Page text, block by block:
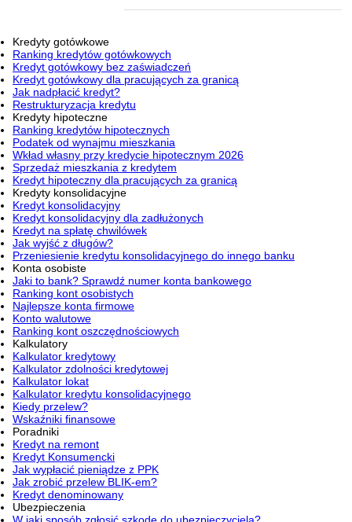
Kredyty gotówkowe
Ranking kredytów gotówkowych
Kredyt gotówkowy bez zaświadczeń
Kredyt gotówkowy dla pracujących za granicą
Jak nadpłacić kredyt?
Restrukturyzacja kredytu
Kredyty hipoteczne
Ranking kredytów hipotecznych
Podatek od wynajmu mieszkania
Wkład własny przy kredycie hipotecznym 2026
Sprzedaż mieszkania z kredytem
Kredyt hipoteczny dla pracujących za granicą
Kredyty konsolidacyjne
Kredyt konsolidacyjny
Kredyt konsolidacyjny dla zadłużonych
Kredyt na spłatę chwilówek
Jak wyjść z długów?
Przeniesienie kredytu konsolidacyjnego do innego banku
Konta osobiste
Jaki to bank? Sprawdź numer konta bankowego
Ranking kont osobistych
Najlepsze konta firmowe
Konto walutowe
Ranking kont oszczędnościowych
Kalkulatory
Kalkulator kredytowy
Kalkulator zdolności kredytowej
Kalkulator lokat
Kalkulator kredytu konsolidacyjnego
Kiedy przelew?
Wskaźniki finansowe
Poradniki
Kredyt na remont
Kredyt Konsumencki
Jak wypłacić pieniądze z PPK
Jak zrobić przelew BLIK-em?
Kredyt denominowany
Ubezpieczenia